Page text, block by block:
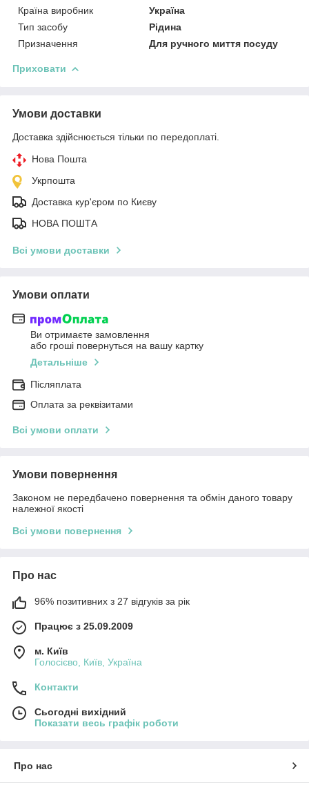
Країна виробник
Україна
Тип засобу
Рідина
Призначення
Для ручного миття посуду
Приховати
Умови доставки
Доставка здійснюється тільки по передоплаті.
Нова Пошта
Укрпошта
Доставка кур'єром по Києву
НОВА ПОШТА
Всі умови доставки
Умови оплати
Ви отримаєте замовлення
або гроші повернуться на вашу картку
Детальніше
Післяплата
Оплата за реквізитами
Всі умови оплати
Умови повернення
Законом не передбачено повернення та обмін даного товару
належної якості
Всі умови повернення
Про нас
96% позитивних з 27 відгуків за рік
Працює з 25.09.2009
м. Київ
Голосієво, Київ, Україна
Контакти
Сьогодні вихідний
Показати весь графік роботи
Про нас